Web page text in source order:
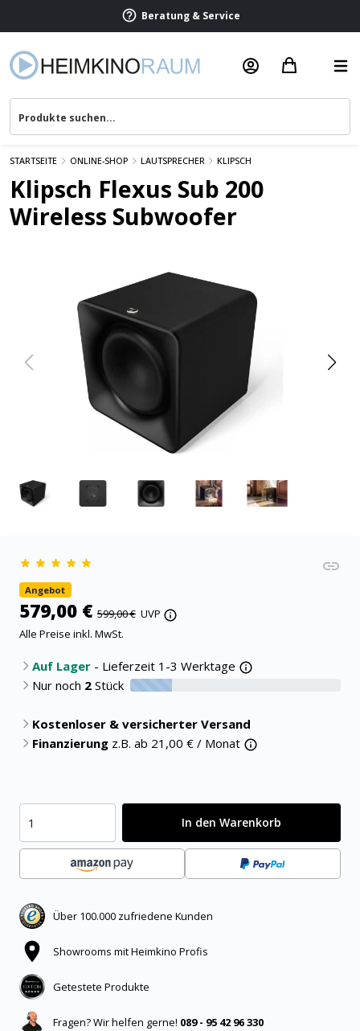
Beratung & Service
STARTSEITE ONLINE-SHOP LAUTSPRECHER KLIPSCH
Klipsch Flexus Sub 200
Wireless Subwoofer
Angebot
579,00 € 599,00 € UVP
Alle Preise inkl. MwSt.
Auf Lager - Lieferzeit 1-3 Werktage
Nur noch 2 Stück 20% verfügbar
Kostenloser & versicherter Versand
Finanzierung z.B. ab 21,00 € / Monat
In den Warenkorb
Über 100.000 zufriedene Kunden
Showrooms mit Heimkino Profis
Getestete Produkte
Fragen? Wir helfen gerne! 089 - 95 42 96 330